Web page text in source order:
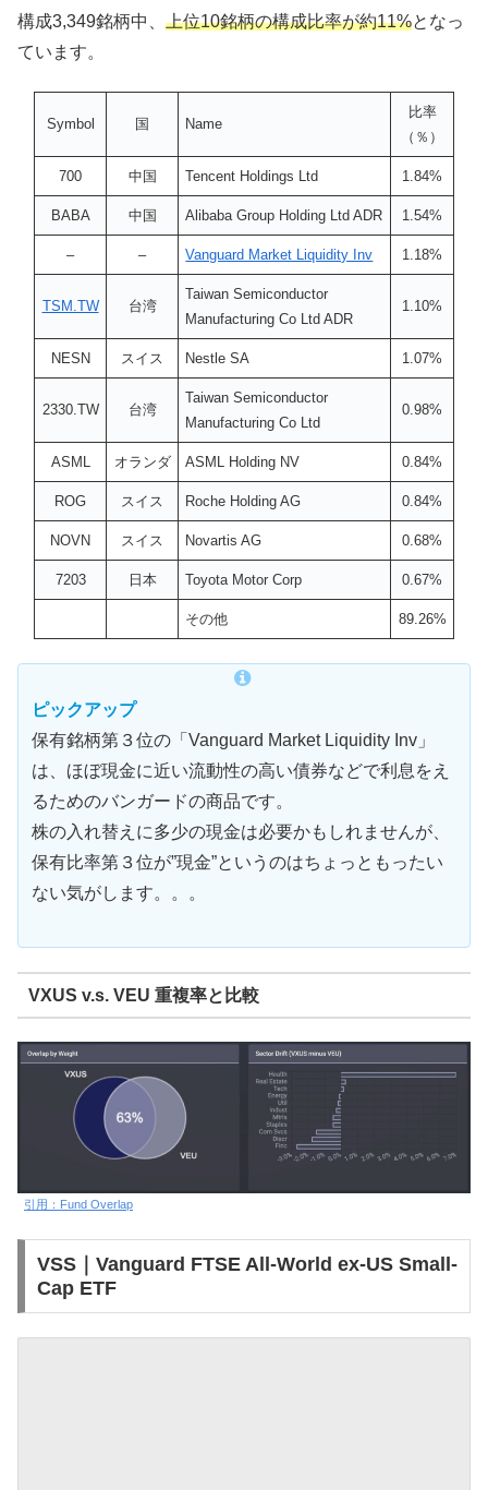
構成3,349銘柄中、 上位10銘柄の構成比率が約11%となっ
ています。
Symbol 国 Name
比率
（％）
700 中国 Tencent Holdings Ltd 1.84%
BABA 中国 Alibaba Group Holding Ltd ADR 1.54%
– – Vanguard Market Liquidity Inv 1.18%
TSM.TW 台湾
Taiwan Semiconductor
Manufacturing Co Ltd ADR
1.10%
NESN スイス Nestle SA 1.07%
2330.TW 台湾
Taiwan Semiconductor
Manufacturing Co Ltd
0.98%
ASML オランダ ASML Holding NV 0.84%
ROG スイス Roche Holding AG 0.84%
NOVN スイス Novartis AG 0.68%
7203 日本 Toyota Motor Corp 0.67%
その他 89.26%
ピックアップ
保有銘柄第３位の「Vanguard Market Liquidity Inv」
は、ほぼ現金に近い流動性の高い債券などで利息をえ
るためのバンガードの商品です。
株の入れ替えに多少の現金は必要かもしれませんが、
保有比率第３位が”現金”というのはちょっともったい
ない気がします。。。
VXUS v.s. VEU 重複率と比較
引用：Fund Overlap
VSS｜Vanguard FTSE All-World ex-US Small-
Cap ETF